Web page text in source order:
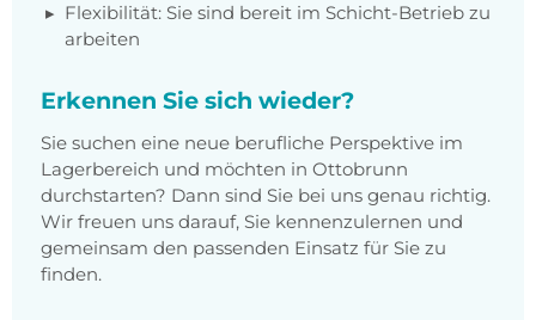
Flexibilität: Sie sind bereit im Schicht-Betrieb zu
arbeiten
Erkennen Sie sich wieder?
Sie suchen eine neue berufliche Perspektive im
Lagerbereich und möchten in Ottobrunn
durchstarten? Dann sind Sie bei uns genau richtig.
Wir freuen uns darauf, Sie kennenzulernen und
gemeinsam den passenden Einsatz für Sie zu
finden.